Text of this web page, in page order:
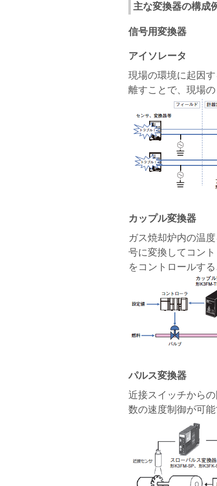
主な変換器の構成
信号用変換器
アイソレータ
現場の環境に起因
離すことで、現場
カップル変換器
ガス焼却炉内の温
号に変換してコン
をコントロールす
パルス変換器
近接スイッチから
数の速度制御が可